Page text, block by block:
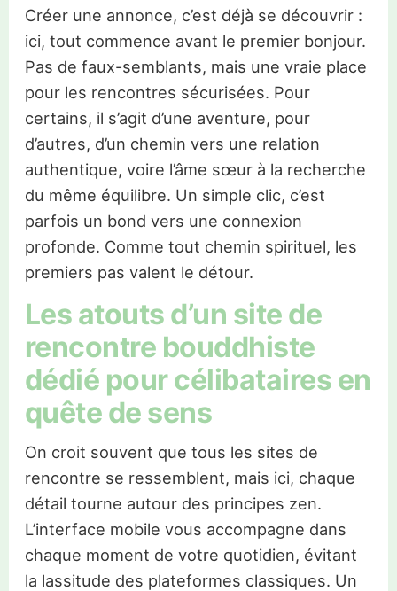
Créer une annonce, c’est déjà se découvrir :
ici, tout commence avant le premier bonjour.
Pas de faux-semblants, mais une vraie place
pour les rencontres sécurisées. Pour
certains, il s’agit d’une aventure, pour
d’autres, d’un chemin vers une relation
authentique, voire l’âme sœur à la recherche
du même équilibre. Un simple clic, c’est
parfois un bond vers une connexion
profonde. Comme tout chemin spirituel, les
premiers pas valent le détour.
Les atouts d’un site de
rencontre bouddhiste
dédié pour célibataires en
quête de sens
On croit souvent que tous les sites de
rencontre se ressemblent, mais ici, chaque
détail tourne autour des principes zen.
L’interface mobile vous accompagne dans
chaque moment de votre quotidien, évitant
la lassitude des plateformes classiques. Un